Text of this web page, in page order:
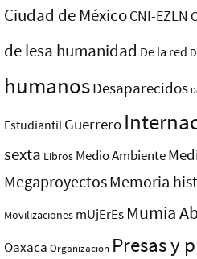
Ciudad de MéxicoCNI-EZLN
de lesa humanidad De la red
humanosDesaparecidos
Estudiantil Guerrero
sexta Libros Medio Ambiente
MegaproyectosMemoria
Movilizaciones mUjErEs Mumia
Oaxaca Organización Presas y